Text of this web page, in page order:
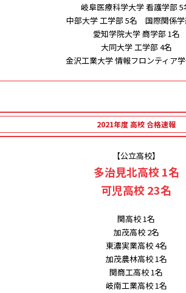
岐阜医療科学大学 看護学部 5
中部大学 工学部 5名 国際関係学
愛知学院大学 商学部 1名
大同大学 工学部 4名
金沢工業大学 情報フロンティア
2021年度 高校 合格速報
【公立高校】
多治見北高校 1名
可児高校 23名
関高校 1名
加茂高校 2名
東濃実業高校 4名
加茂農林高校 1名
関商工高校 1名
岐南工業高校 1名